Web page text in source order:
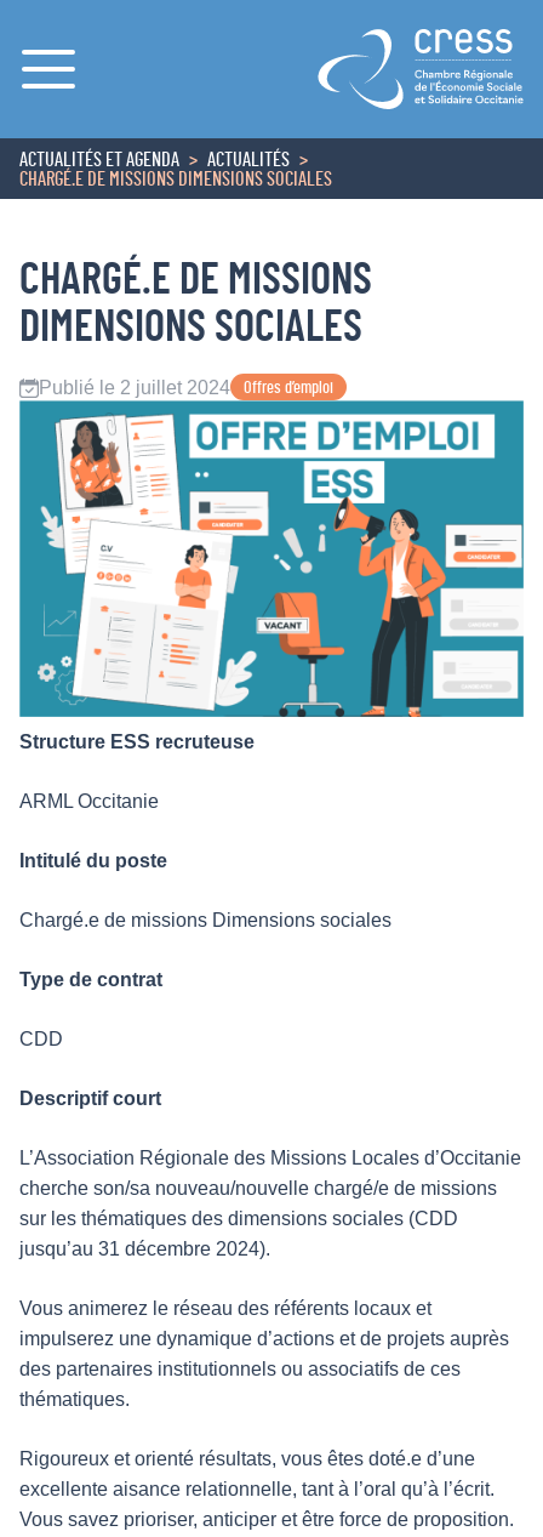
Menu
ACCUEIL
ACTUALITÉS ET AGENDA
ACTUALITÉS
CHARGÉ.E DE MISSIONS DIMENSIONS SOCIALES
CHARGÉ.E DE MISSIONS
DIMENSIONS SOCIALES
Publié le 2 juillet 2024 Offres d’emploi
Structure ESS recruteuse
ARML Occitanie
Intitulé du poste
Chargé.e de missions Dimensions sociales
Type de contrat
CDD
Descriptif court
L’Association Régionale des Missions Locales d’Occitanie
cherche son/sa nouveau/nouvelle chargé/e de missions
sur les thématiques des dimensions sociales (CDD
jusqu’au 31 décembre 2024).
Vous animerez le réseau des référents locaux et
impulserez une dynamique d’actions et de projets auprès
des partenaires institutionnels ou associatifs de ces
thématiques.
Rigoureux et orienté résultats, vous êtes doté.e d’une
excellente aisance relationnelle, tant à l’oral qu’à l’écrit.
Vous savez prioriser, anticiper et être force de proposition.